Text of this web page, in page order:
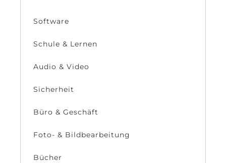
Software
Schule & Lernen
Audio & Video
Sicherheit
Büro & Geschäft
Foto- & Bildbearbeitung
Bücher